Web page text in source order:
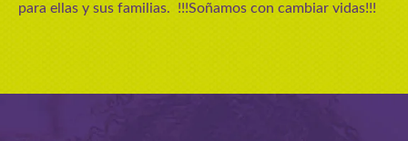
para ellas y sus familias. !!!Soñamos con cambiar vidas!!!